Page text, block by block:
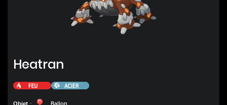
Heatran
Feu Acier
Objet : Ballon